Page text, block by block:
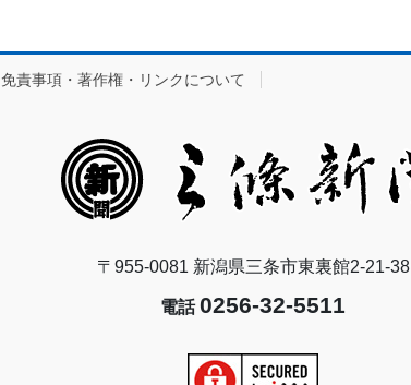
免責事項・著作権・リンクについて
〒955-0081 新潟県三条市東裏館2-21-38
電話0256-32-5511